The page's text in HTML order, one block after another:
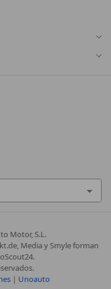
Motor, S.L.
Media y Smyle forman
| Unoauto